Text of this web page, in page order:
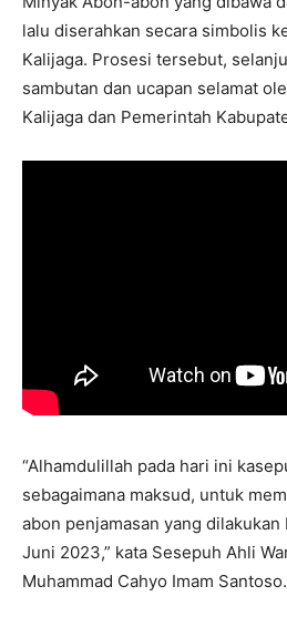
lalu diserahkan secara simbolis
Kalijaga. Prosesi tersebut,
sambutan dan ucapan selamat
Kalijaga dan Pemerintah
“Alhamdulillah pada hari ini
sebagaimana maksud, untuk
abon penjamasan yang
Juni 2023,” kata Sesepuh Ahli
Muhammad Cahyo Imam Santoso.